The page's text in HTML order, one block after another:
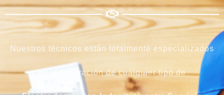
Nuestros técnicos están totalmente especializados
en la reparación de cualquier tipo de